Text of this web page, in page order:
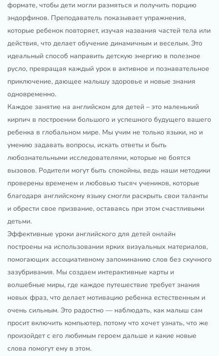
формате, чтобы дети могли размяться и получить порцию
эндорфинов. Преподаватель показывает упражнения,
которые ребенок повторяет, изучая названия частей тела или
действия, что делает обучение динамичным и веселым. Это
идеальный способ направить детскую энергию в полезное
русло, превращая каждый урок в активное и познавательное
приключение, дающее малышу здоровье и новые знания
одновременно.
Каждое занятие на английском для детей – это маленький
кирпич в построении большого и успешного будущего вашего
ребенка в глобальном мире. Мы учим не только языки, но и
умению задавать вопросы, искать ответы и быть
любознательными исследователями, которые не боятся
вызовов. Родители могут быть спокойны, ведь наши методики
проверены временем и любовью тысяч учеников, которые
благодаря английскому языку смогли раскрыть свои таланты
и обрести свое призвание, оставаясь при этом счастливыми
детьми.
Эффективные уроки английского для детей онлайн
построены на использовании ярких визуальных материалов,
помогающих ассоциативному запоминанию слов без скучного
зазубривания. Мы создаем интерактивные карты и
волшебные миры, где каждое путешествие требует знания
новых фраз, что делает мотивацию ребенка естественным и
очень сильным. Это радостно — наблюдать, как малыш сам
просит включить компьютер, потому что хочет узнать, что же
произойдет с его любимым героем дальше и какие новые
слова помогут ему в этом.